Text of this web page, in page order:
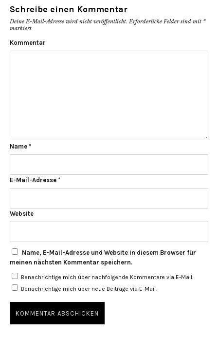
Schreibe einen Kommentar
Deine E-Mail-Adresse wird nicht veröffentlicht. Erforderliche Felder sind mit *
markiert
Kommentar
Name *
E-Mail-Adresse *
Website
Name, E-Mail-Adresse und Website in diesem Browser für
meinen nächsten Kommentar speichern.
Benachrichtige mich über nachfolgende Kommentare via E-Mail.
Benachrichtige mich über neue Beiträge via E-Mail.